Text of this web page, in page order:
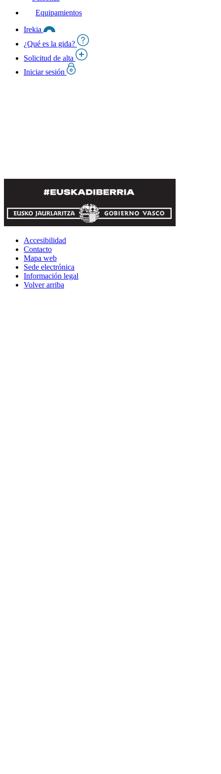
Equipamientos
Irekia
¿Qué es la gida?
Solicitud de alta
Iniciar sesión
Accesibilidad
Contacto
Mapa web
Sede electrónica
Información legal
Volver arriba